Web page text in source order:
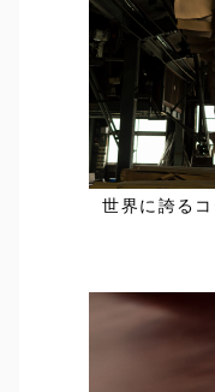
世界に誇る